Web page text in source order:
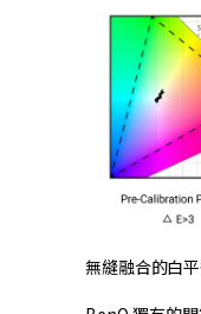
無縫融合的白